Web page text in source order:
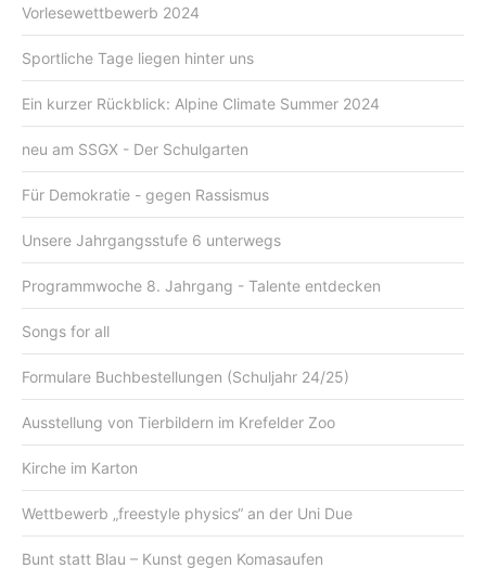
Vorlesewettbewerb 2024
Sportliche Tage liegen hinter uns
Ein kurzer Rückblick: Alpine Climate Summer 2024
neu am SSGX - Der Schulgarten
Für Demokratie - gegen Rassismus
Unsere Jahrgangsstufe 6 unterwegs
Programmwoche 8. Jahrgang - Talente entdecken
Songs for all
Formulare Buchbestellungen (Schuljahr 24/25)
Ausstellung von Tierbildern im Krefelder Zoo
Kirche im Karton
Wettbewerb „freestyle physics“ an der Uni Due
Bunt statt Blau – Kunst gegen Komasaufen